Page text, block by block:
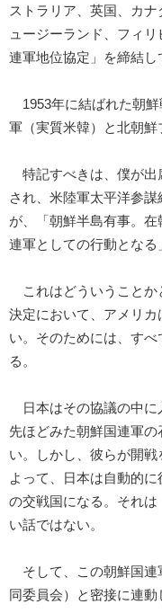
ストラリア、英国、カ
ュージーランド、フィ
連軍地位協定」を締結し
1953年に結ばれた朝鮮
軍（実質米韓）と北朝鮮
特記すべきは、僕が出
され、米陸軍太平洋参
が、「朝鮮半島有事。
連軍としての行動となる
これはどういうことか
決定において、アメリ
い。そのためには、す
る。
日本はその協議の中に
先ほどみた朝鮮国連軍
い。しかし、彼らが開
よって、日本は自動的
の交戦国になる。それ
い話ではない。
そして、この朝鮮国連
同委員会）と密接に連動